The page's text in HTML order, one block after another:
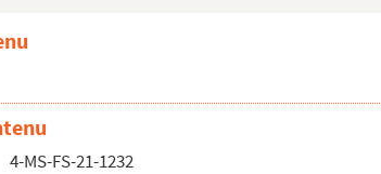
4-MS-FS-21-1232